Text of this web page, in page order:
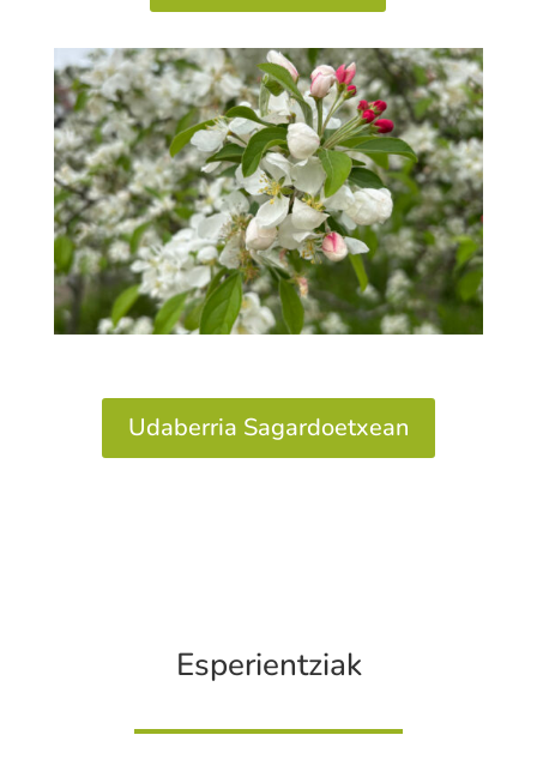
Udaberria Sagardoetxean
Esperientziak